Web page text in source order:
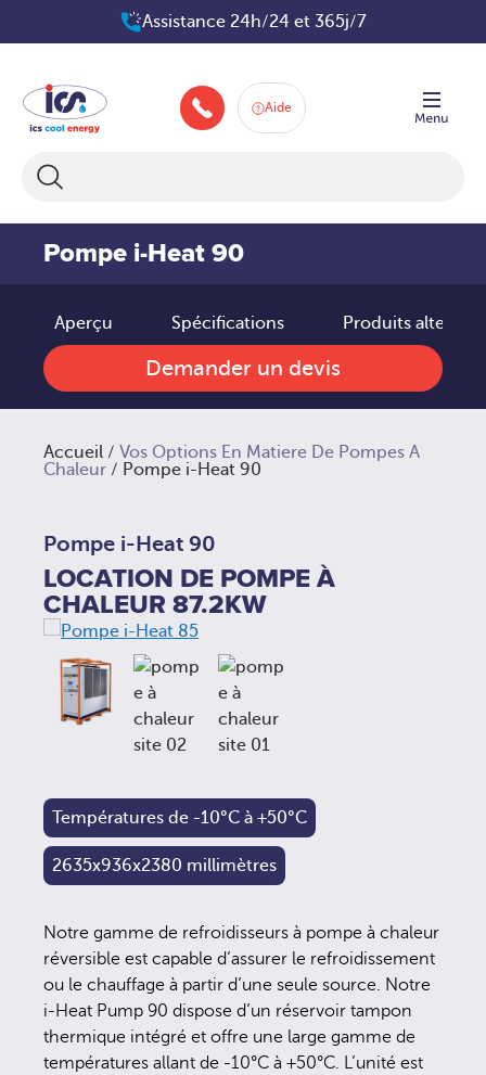
Assistance 24h/24 et 365j/7
+33 160 66 80 83
Aide
Pompe i-Heat 90
Aperçu Spécifications Produits
Demander un devis
Accueil / Vos Options En Matiere De Pompes A
Chaleur / Pompe i-Heat 90
Pompe i-Heat 90
LOCATION DE POMPE À
CHALEUR 87.2KW
Températures de -10°C à +50°C
2635x936x2380 millimètres
Notre gamme de refroidisseurs à pompe à chaleur
réversible est capable d’assurer le refroidissement
ou le chauffage à partir d’une seule source. Notre
i-Heat Pump 90 dispose d’un réservoir tampon
thermique intégré et offre une large gamme de
températures allant de -10°C à +50°C. L’unité est